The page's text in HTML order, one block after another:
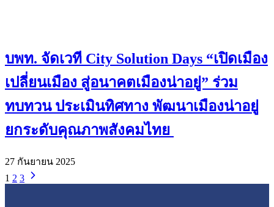
บพท. จัดเวที City Solution Days “เปิดเมือง
เปลี่ยนเมือง สู่อนาคตเมืองน่าอยู่” ร่วม
ทบทวน ประเมินทิศทาง พัฒนาเมืองน่าอยู่
ยกระดับคุณภาพสังคมไทย
27 กันยายน 2025
1 2 3